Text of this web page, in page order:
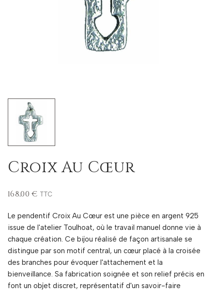
Croix Au Cœur
168,00 € TTC
Le pendentif Croix Au Cœur est une pièce en argent 925
issue de l'atelier Toulhoat, où le travail manuel donne vie à
chaque création. Ce bijou réalisé de façon artisanale se
distingue par son motif central, un cœur placé à la croisée
des branches pour évoquer l'attachement et la
bienveillance. Sa fabrication soignée et son relief précis en
font un objet discret, représentatif d'un savoir-faire